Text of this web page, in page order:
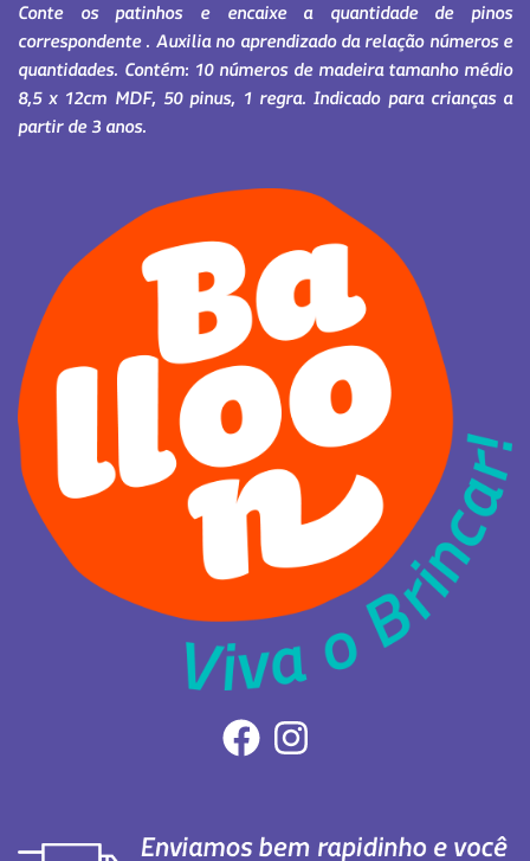
Conte os patinhos e encaixe a quantidade de pinos
correspondente . Auxilia no aprendizado da relação números e
quantidades. Contém: 10 números de madeira tamanho médio
8,5 x 12cm MDF, 50 pinus, 1 regra. Indicado para crianças a
partir de 3 anos.